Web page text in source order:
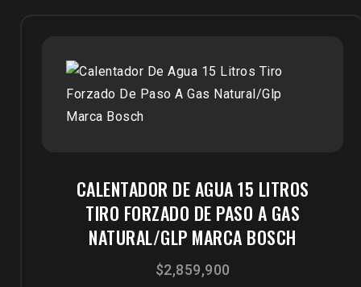
CALENTADOR DE AGUA 15 LITROS
TIRO FORZADO DE PASO A GAS
NATURAL/GLP MARCA BOSCH
$2,859,900